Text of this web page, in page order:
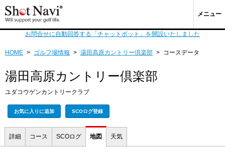
メニュー
お問合せに自動回答する「チャットボット」を開設いたしました
HOME > ゴルフ場情報 > 湯田高原カントリー倶楽部 > コースデータ
湯田高原カントリー倶楽部
ユダコウゲンカントリークラブ
お気に入りに追加 SCOログ登録
詳細 コース SCOログ 地図 天気